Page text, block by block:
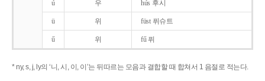
ú 우 hús 후시
ü 위 füst 퓌슈트
ű 위 fű 퓌
* ny, s, j, ly의 ‘니, 시, 이, 이’는 뒤따르는 모음과 결합할 때 합쳐서 1 음절로 적는다.